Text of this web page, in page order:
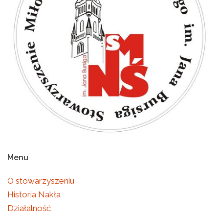
Menu
O stowarzyszeniu
Historia Nakła
Działalność